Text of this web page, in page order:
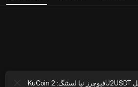
KuCoin فیوچرز نیا لسٹنگ: 2U2USDT پرپیچوئل